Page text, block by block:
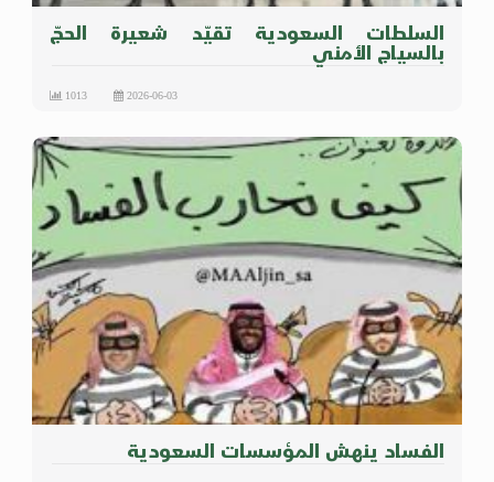
السلطات السعودية تقيّد شعيرة الحجّ
بالسياج الأمني
2026-06-03
1013
الفساد ينهش المؤسسات السعودية